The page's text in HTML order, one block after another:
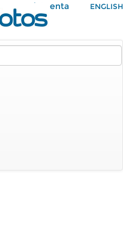
Mi Cuenta ENGLISH